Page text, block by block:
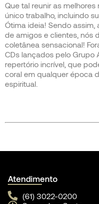
Que tal reunir as
único trabalho, incluindo
Ótima ideia! Sendo
de amigos e clientes, nós
coletânea sensacional!
CDs lançados pelo Grupo
repertório incrível, que
coral em qualquer época
espiritual.
Atendimento
(61) 3022-0200